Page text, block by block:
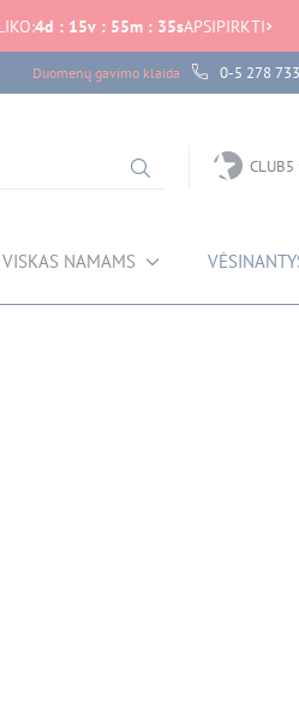
4d : 15v : 55m : 35sAPSIPIRKTI
Duomenų gavimo klaida 0-5 278
CLUB5
VISKAS NAMAMS